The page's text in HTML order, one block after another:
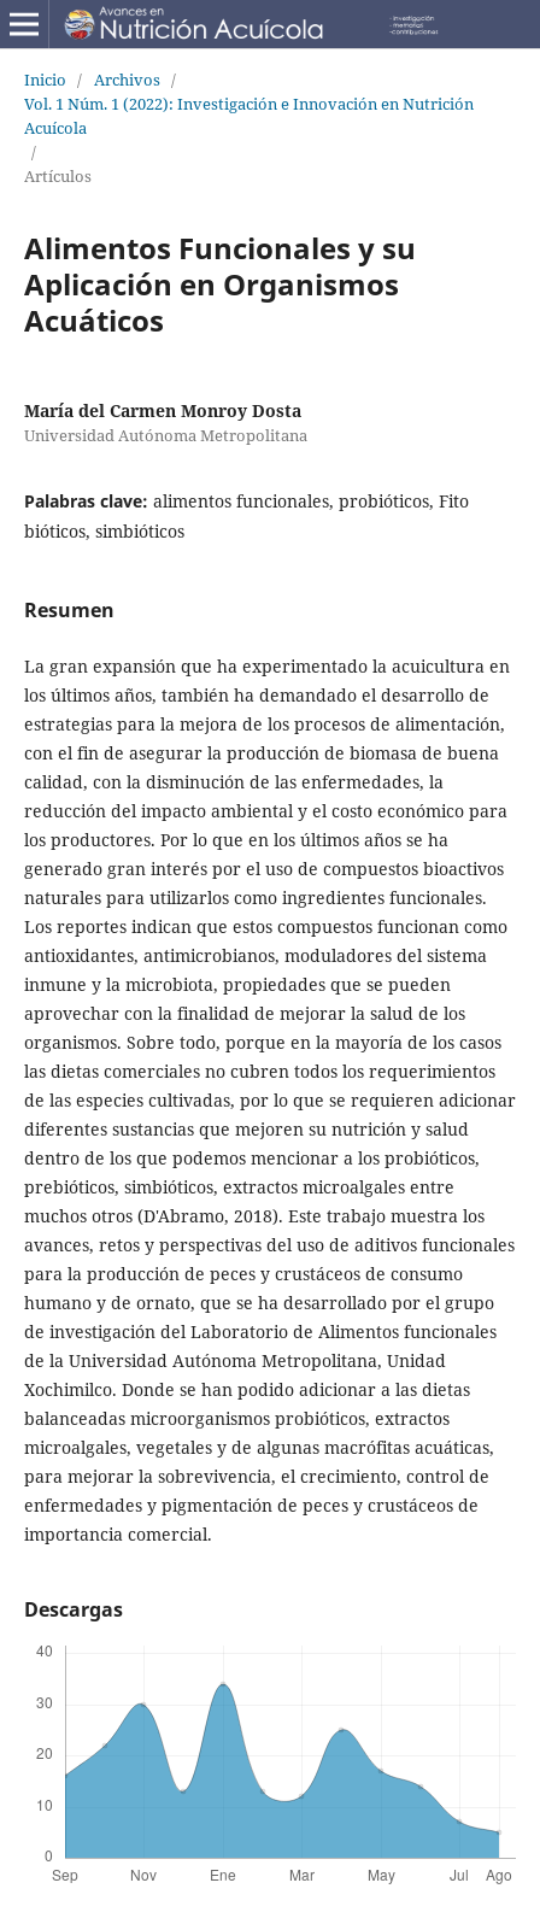
Inicio / Archivos /
Vol. 1 Núm. 1 (2022): Investigación e Innovación en Nutrición
Acuícola
/
Artículos
Alimentos Funcionales y su
Aplicación en Organismos
Acuáticos
María del Carmen Monroy Dosta
Universidad Autónoma Metropolitana
Palabras clave: alimentos funcionales, probióticos, Fito
bióticos, simbióticos
Resumen
La gran expansión que ha experimentado la acuicultura en
los últimos años, también ha demandado el desarrollo de
estrategias para la mejora de los procesos de alimentación,
con el fin de asegurar la producción de biomasa de buena
calidad, con la disminución de las enfermedades, la
reducción del impacto ambiental y el costo económico para
los productores. Por lo que en los últimos años se ha
generado gran interés por el uso de compuestos bioactivos
naturales para utilizarlos como ingredientes funcionales.
Los reportes indican que estos compuestos funcionan como
antioxidantes, antimicrobianos, moduladores del sistema
inmune y la microbiota, propiedades que se pueden
aprovechar con la finalidad de mejorar la salud de los
organismos. Sobre todo, porque en la mayoría de los casos
las dietas comerciales no cubren todos los requerimientos
de las especies cultivadas, por lo que se requieren adicionar
diferentes sustancias que mejoren su nutrición y salud
dentro de los que podemos mencionar a los probióticos,
prebióticos, simbióticos, extractos microalgales entre
muchos otros (D'Abramo, 2018). Este trabajo muestra los
avances, retos y perspectivas del uso de aditivos funcionales
para la producción de peces y crustáceos de consumo
humano y de ornato, que se ha desarrollado por el grupo
de investigación del Laboratorio de Alimentos funcionales
de la Universidad Autónoma Metropolitana, Unidad
Xochimilco. Donde se han podido adicionar a las dietas
balanceadas microorganismos probióticos, extractos
microalgales, vegetales y de algunas macrófitas acuáticas,
para mejorar la sobrevivencia, el crecimiento, control de
enfermedades y pigmentación de peces y crustáceos de
importancia comercial.
Descargas